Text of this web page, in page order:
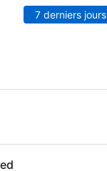
7 derniers jours